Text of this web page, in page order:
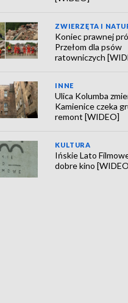
ZWIERZĘTA I
Koniec prawnej
Przełom dla psów
ratowniczych
INNE
Ulica Kolumba
Kamienice czeka
remont [WIDEO]
KULTURA
Ińskie Lato
dobre kino